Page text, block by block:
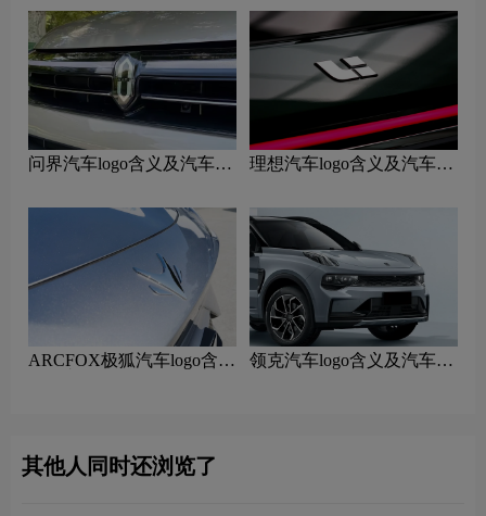
问界汽车logo含义及汽车品
理想汽车logo含义及汽车品
ARCFOX极狐汽车logo含义
领克汽车logo含义及汽车品
其他人同时还浏览了